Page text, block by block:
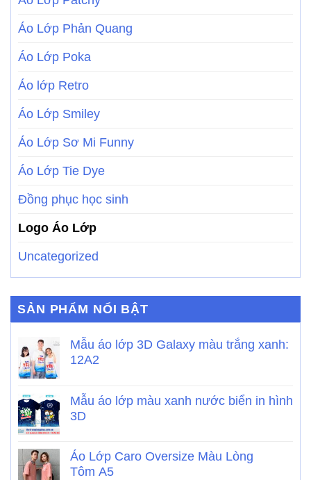
Áo Lớp Phản Quang
Áo Lớp Poka
Áo lớp Retro
Áo Lớp Smiley
Áo Lớp Sơ Mi Funny
Áo Lớp Tie Dye
Đồng phục học sinh
Logo Áo Lớp
Uncategorized
SẢN PHẨM NỔI BẬT
Mẫu áo lớp 3D Galaxy màu trắng xanh:
12A2
Mẫu áo lớp màu xanh nước biển in hình
3D
Áo Lớp Caro Oversize Màu Lòng
Tôm A5